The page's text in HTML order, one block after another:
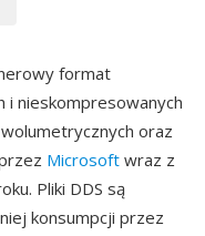
format
i nieskompresowanych
oraz
Microsoft wraz z
Pliki DDS są
konsumpcji przez